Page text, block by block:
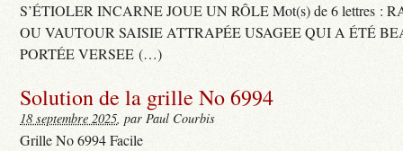
S’ÉTIOLER INCARNE JOUE UN RÔLE Mot(s) de 6 lettres :
OU VAUTOUR SAISIE ATTRAPÉE USAGEE QUI A ÉTÉ
PORTÉE VERSEE (…)
Solution de la grille No 6994
18 septembre 2025, par Paul Courbis
Grille No 6994 Facile